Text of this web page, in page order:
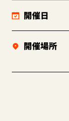
開催日
開催場所